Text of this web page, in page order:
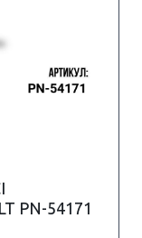
PN-54171